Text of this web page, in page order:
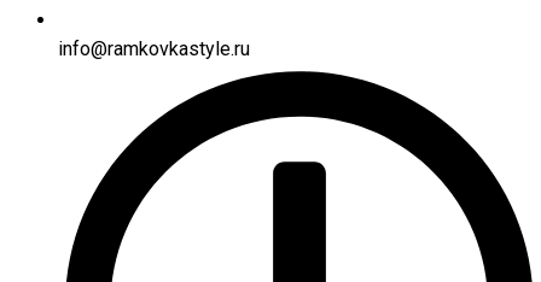
info@ramkovkastyle.ru